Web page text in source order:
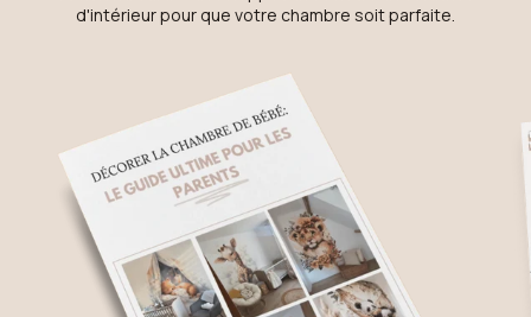
d'intérieur pour que votre chambre soit parfaite.